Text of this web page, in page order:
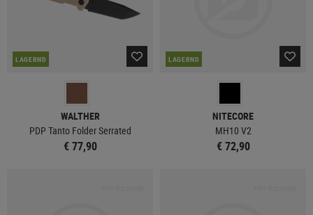
LAGERND
WALTHER
PDP Tanto Folder Serrated
€ 77,90
LAGERND
NITECORE
MH10 V2
€ 72,90